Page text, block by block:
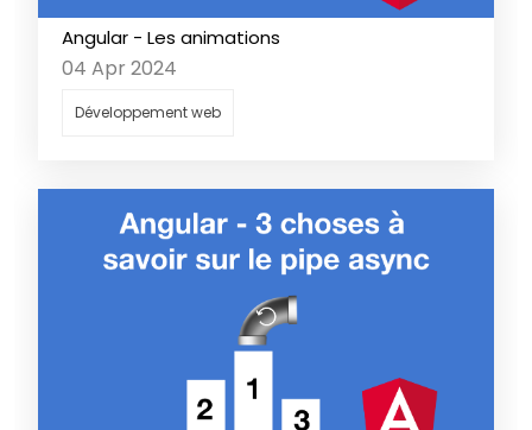
Angular - Les animations
04 Apr 2024
Développement web